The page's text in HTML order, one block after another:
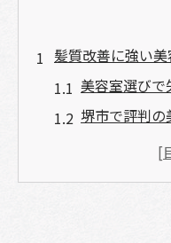
髪質改善に強い
美容室選び
堺市で評判